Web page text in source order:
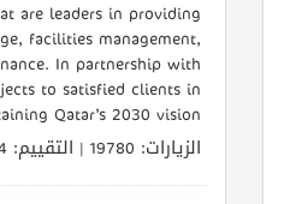
are leaders in providing
facilities management,
In partnership with
to satisfied clients in
Qatar’s 2030 vision.
الزيارات: 19780 | التقييم: 4 | المقيّمين: 1 | المدينة